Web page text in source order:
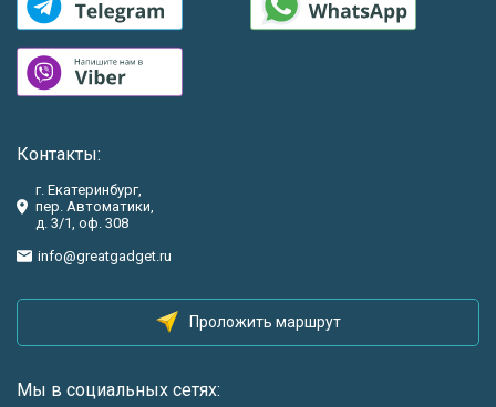
Контакты:
г. Екатеринбург,
пер. Автоматики,
д. 3/1, оф. 308
info@greatgadget.ru
Проложить маршрут
Мы в социальных сетях: